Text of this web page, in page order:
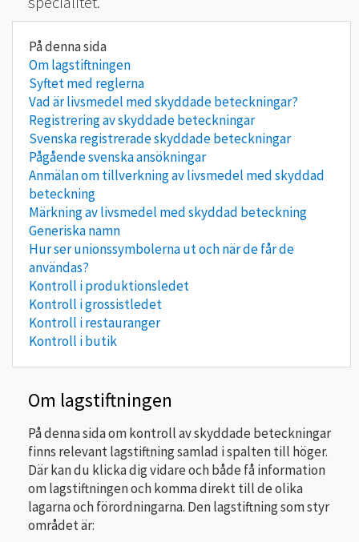
Om lagstiftningen
Syftet med reglerna
Vad är livsmedel med skyddade beteckningar?
Registrering av skyddade beteckningar
Svenska registrerade skyddade beteckningar
Pågående svenska ansökningar
Anmälan om tillverkning av livsmedel med skyddad
beteckning
Märkning av livsmedel med skyddad beteckning
Generiska namn
Hur ser unionssymbolerna ut och när de får de
användas?
Kontroll i produktionsledet
Kontroll i grossistledet
Kontroll i restauranger
Kontroll i butik
Om lagstiftningen
På denna sida om kontroll av skyddade beteckningar
finns relevant lagstiftning samlad i spalten till höger.
Där kan du klicka dig vidare och både få information
om lagstiftningen och komma direkt till de olika
lagarna och förordningarna. Den lagstiftning som styr
området är: